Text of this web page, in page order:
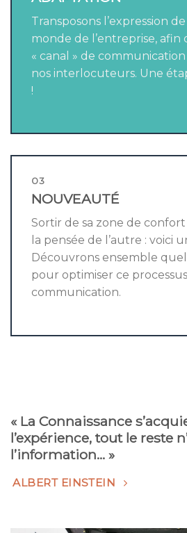
Transposons l’expression
monde de l’entreprise, afin
« canal » de
nos interlocuteurs. Une
!
03
NOUVEAUTÉ
Sortir de sa zone de
la pensée de l’autre : voici
Découvrons ensemble
pour optimiser ce
communication.
« La Connaissance
l’expérience, tout le reste
l’information… »
ALBERT EINSTEIN